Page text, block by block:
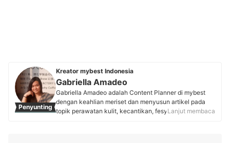
Penyunting
Kreator mybest Indonesia
Gabriella Amadeo
Gabriella Amadeo adalah Content Planner di mybest
dengan keahlian meriset dan menyusun artikel pada
topik perawatan kulit, kecantikan, fesyen, dan topik
Lanjut membaca